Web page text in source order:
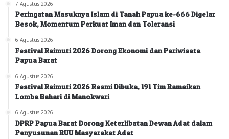
7 Agustus 2026
Peringatan Masuknya Islam di Tanah Papua ke-666 Digelar
Besok, Momentum Perkuat Iman dan Toleransi
6 Agustus 2026
Festival Raimuti 2026 Dorong Ekonomi dan Pariwisata
Papua Barat
6 Agustus 2026
Festival Raimuti 2026 Resmi Dibuka, 191 Tim Ramaikan
Lomba Bahari di Manokwari
6 Agustus 2026
DPRP Papua Barat Dorong Keterlibatan Dewan Adat dalam
Penyusunan RUU Masyarakat Adat